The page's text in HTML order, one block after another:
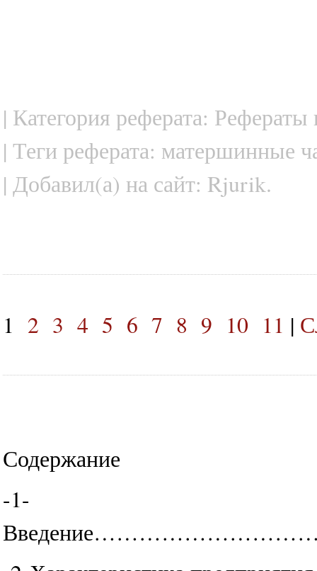
| Категория реферата:
| Теги реферата: матершинные
| Добавил(а) на сайт: Rjurik.
1 2 3 4 5 6 7 8 9 10 11 |
Содержание
-1-